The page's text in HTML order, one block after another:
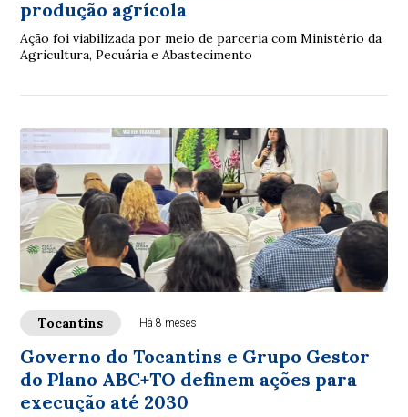
produção agrícola
Ação foi viabilizada por meio de parceria com Ministério da
Agricultura, Pecuária e Abastecimento
Tocantins Há 8 meses
Governo do Tocantins e Grupo Gestor
do Plano ABC+TO definem ações para
execução até 2030